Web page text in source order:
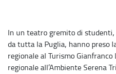
In un teatro gremito di
da tutta la Puglia, hanno preso
regionale al Turismo Gianfranco
regionale all’Ambiente Serena